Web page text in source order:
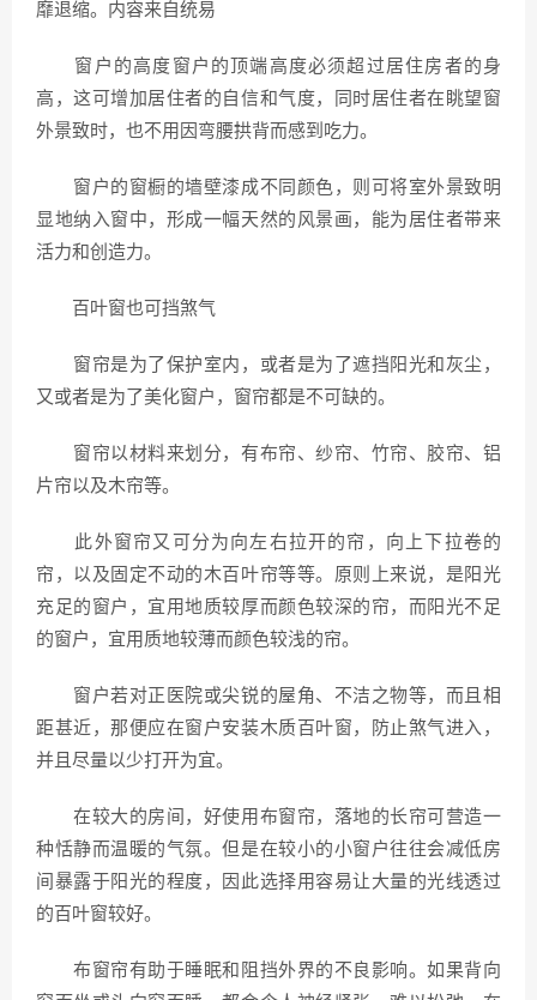
靡退缩。内容来自统易
窗户的高度窗户的顶端高度必须超过居住房者的身
高，这可增加居住者的自信和气度，同时居住者在眺望窗
外景致时，也不用因弯腰拱背而感到吃力。
窗户的窗橱的墙壁漆成不同颜色，则可将室外景致明
显地纳入窗中，形成一幅天然的风景画，能为居住者带来
活力和创造力。
百叶窗也可挡煞气
窗帘是为了保护室内，或者是为了遮挡阳光和灰尘，
又或者是为了美化窗户，窗帘都是不可缺的。
窗帘以材料来划分，有布帘、纱帘、竹帘、胶帘、铝
片帘以及木帘等。
此外窗帘又可分为向左右拉开的帘，向上下拉卷的
帘，以及固定不动的木百叶帘等等。原则上来说，是阳光
充足的窗户，宜用地质较厚而颜色较深的帘，而阳光不足
的窗户，宜用质地较薄而颜色较浅的帘。
窗户若对正医院或尖锐的屋角、不洁之物等，而且相
距甚近，那便应在窗户安装木质百叶窗，防止煞气进入，
并且尽量以少打开为宜。
在较大的房间，好使用布窗帘，落地的长帘可营造一
种恬静而温暖的气氛。但是在较小的小窗户往往会减低房
间暴露于阳光的程度，因此选择用容易让大量的光线透过
的百叶窗较好。
布窗帘有助于睡眠和阻挡外界的不良影响。如果背向